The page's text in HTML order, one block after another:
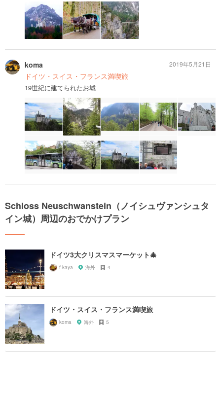
koma
ドイツ・スイス・フランス満喫旅
19世紀に建てられたお城
2019年5月21日
Schloss Neuschwanstein（ノイシュヴァンシュタ
イン城）周辺のおでかけプラン
ドイツ3大クリスマスマーケット🎄
f-kaya 海外 4
ドイツ・スイス・フランス満喫旅
koma 海外 5